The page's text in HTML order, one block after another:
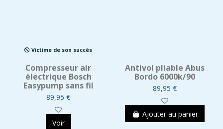
Victime de son succès
Compresseur air
électrique Bosch
Easypump sans fil
89,95 €
Voir
Antivol pliable Abus
Bordo 6000k/90
89,95 €
Ajouter au panier